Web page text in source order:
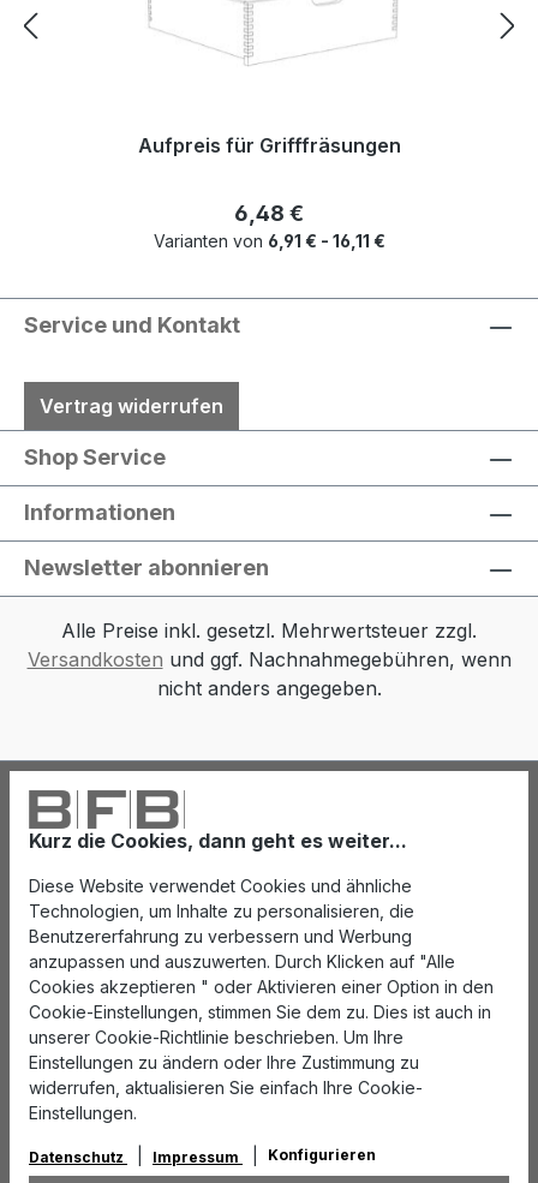
Kurz die Cookies, dann geht es weiter...
Diese Website verwendet Cookies und ähnliche
Technologien, um Inhalte zu personalisieren, die
Benutzererfahrung zu verbessern und Werbung
anzupassen und auszuwerten. Durch Klicken auf "Alle
Cookies akzeptieren " oder Aktivieren einer Option in den
Cookie-Einstellungen, stimmen Sie dem zu. Dies ist auch in
unserer Cookie-Richtlinie beschrieben. Um Ihre
Einstellungen zu ändern oder Ihre Zustimmung zu
widerrufen, aktualisieren Sie einfach Ihre Cookie-
Einstellungen.
Datenschutz Impressum Konfigurieren
Aufpreis für Grifffräsungen
Regulärer Preis:
6,48 €
Varianten von 6,91 € - 16,11 €
Service und Kontakt
Vertrag widerrufen
Shop Service
Informationen
Newsletter abonnieren
Alle Preise inkl. gesetzl. Mehrwertsteuer zzgl.
Versandkosten und ggf. Nachnahmegebühren, wenn
nicht anders angegeben.